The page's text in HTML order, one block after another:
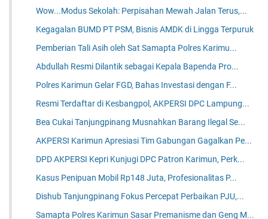
Wow...Modus Sekolah: Perpisahan Mewah Jalan Terus,...
Kegagalan BUMD PT PSM, Bisnis AMDK di Lingga Terpuruk
Pemberian Tali Asih oleh Sat Samapta Polres Karimu...
Abdullah Resmi Dilantik sebagai Kepala Bapenda Pro...
Polres Karimun Gelar FGD, Bahas Investasi dengan F...
Resmi Terdaftar di Kesbangpol, AKPERSI DPC Lampung...
Bea Cukai Tanjungpinang Musnahkan Barang Ilegal Se...
AKPERSI Karimun Apresiasi Tim Gabungan Gagalkan Pe...
DPD AKPERSI Kepri Kunjugi DPC Patron Karimun, Perk...
Kasus Penipuan Mobil Rp148 Juta, Profesionalitas P...
Dishub Tanjungpinang Fokus Percepat Perbaikan PJU,...
Samapta Polres Karimun Sasar Premanisme dan Geng M...